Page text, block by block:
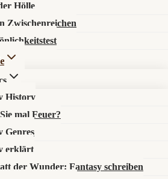
Hölle
Zwischenreichen
History
mal Feuer?
Genres
erklärt
der Wunder: Fantasy schreiben
Monster Hunter Stories 3:
zurück und Nergigante gleich mit
Drachen anziehen
Stories 3: Twisted Reflection –